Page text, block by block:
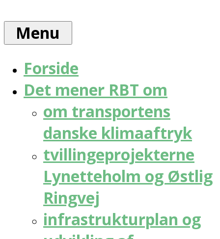
content
for
bæredygtig
trafik
Menu
Forside
Det mener RBT om
om transportens
danske klimaaftryk
tvillingeprojekterne
Lynetteholm og Østlig
Ringvej
infrastrukturplan og